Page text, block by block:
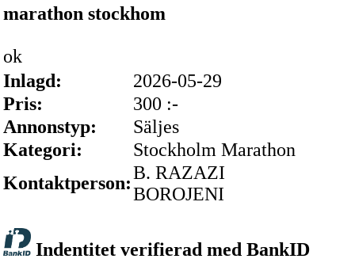
marathon stockhom
ok
Inlagd:
2026-05-29
Pris:
300 :-
Annonstyp:
Säljes
Kategori:
Stockholm Marathon
Kontaktperson:B. RAZAZI
BOROJENI
Indentitet verifierad med BankID